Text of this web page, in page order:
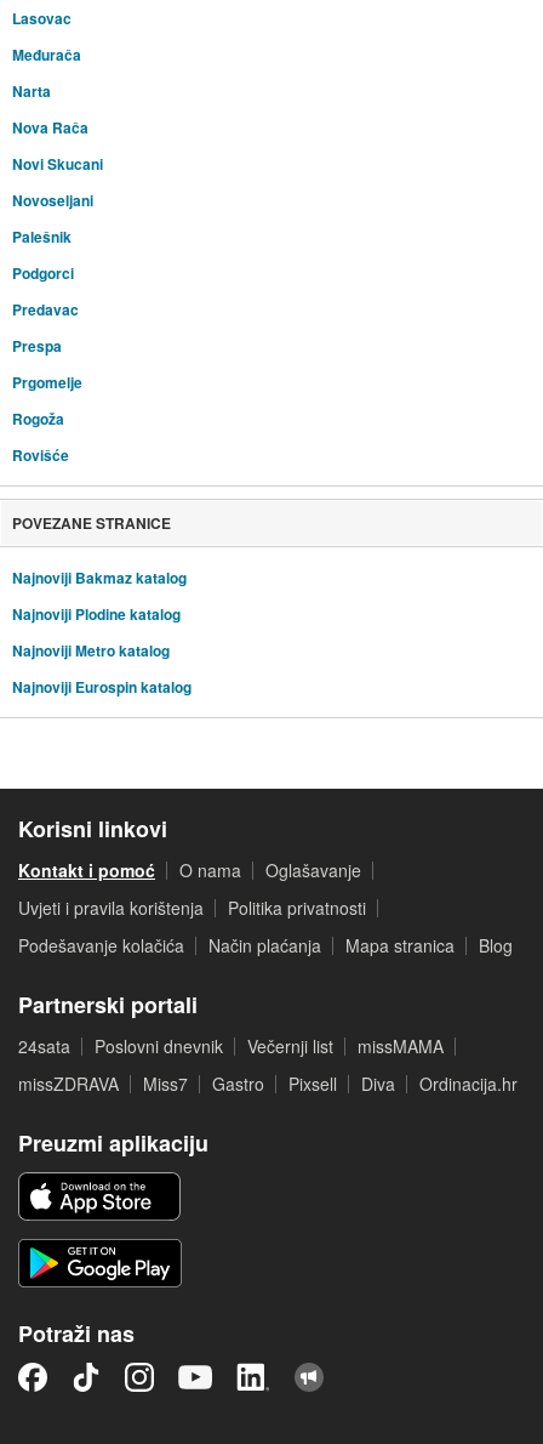
Lasovac
Međurača
Narta
Nova Rača
Novi Skucani
Novoseljani
Palešnik
Podgorci
Predavac
Prespa
Prgomelje
Rogoža
Rovišće
POVEZANE STRANICE
Najnoviji Bakmaz katalog
Najnoviji Plodine katalog
Najnoviji Metro katalog
Najnoviji Eurospin katalog
Korisni linkovi
Kontakt i pomoć O nama
Oglašavanje
Uvjeti i pravila korištenja
Politika privatnosti
Podešavanje kolačića
Način plaćanja Mapa stranica Blog
Partnerski portali
24sata Poslovni dnevnik Večernji list
missMAMA
missZDRAVA
Miss7 Gastro Pixsell Diva Ordinacija.hr
Preuzmi aplikaciju
Potraži nas